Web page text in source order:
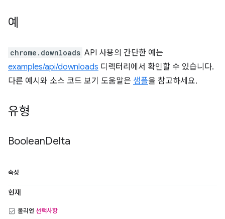
예
chrome.downloads API 사용의 간단한 예는
examples/api/downloads 디렉터리에서 확인할 수 있습니다.
다른 예시와 소스 코드 보기 도움말은 샘플을 참고하세요.
유형
BooleanDelta
속성
현재
불리언 선택사항